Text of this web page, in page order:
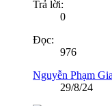
Trả lời:
0
Đọc:
976
Nguyễn Phạm
29/8/24